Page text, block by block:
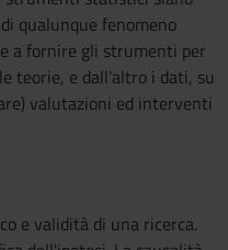
qualunque fenomeno
a fornire gli strumenti per
teorie, e dall’altro i dati, su
valutazioni ed interventi
e validità di una ricerca.